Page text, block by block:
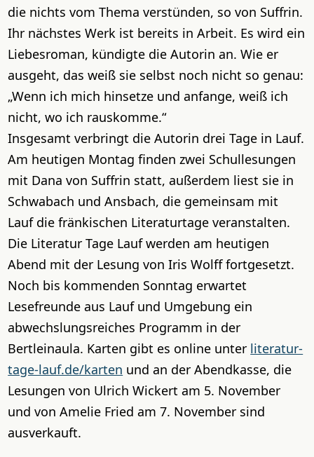
die nichts vom Thema verstünden, so von Suffrin.
Ihr nächstes Werk ist bereits in Arbeit. Es wird ein
Liebesroman, kündigte die Autorin an. Wie er
ausgeht, das weiß sie selbst noch nicht so genau:
„Wenn ich mich hinsetze und anfange, weiß ich
nicht, wo ich rauskomme.“
Insgesamt verbringt die Autorin drei Tage in Lauf.
Am heutigen Montag finden zwei Schullesungen
mit Dana von Suffrin statt, außerdem liest sie in
Schwabach und Ansbach, die gemeinsam mit
Lauf die fränkischen Literaturtage veranstalten.
Die Literatur Tage Lauf werden am heutigen
Abend mit der Lesung von Iris Wolff fortgesetzt.
Noch bis kommenden Sonntag erwartet
Lesefreunde aus Lauf und Umgebung ein
abwechslungsreiches Programm in der
Bertleinaula. Karten gibt es online unter literatur-
tage-lauf.de/karten und an der Abendkasse, die
Lesungen von Ulrich Wickert am 5. November
und von Amelie Fried am 7. November sind
ausverkauft.